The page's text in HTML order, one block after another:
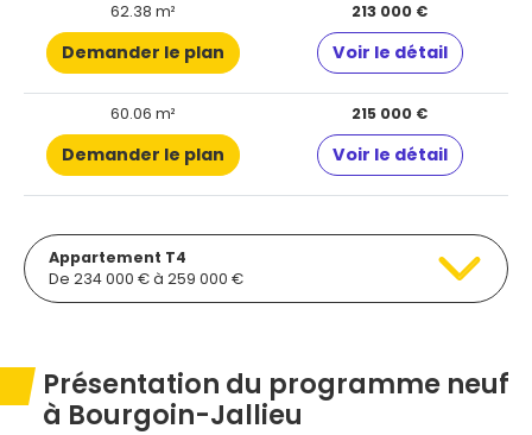
62.38 m² 213 000 €
Demander le plan Voir le détail
60.06 m² 215 000 €
Demander le plan Voir le détail
Appartement T4
De 234 000 € à 259 000 €
Présentation du programme neuf
à Bourgoin-Jallieu